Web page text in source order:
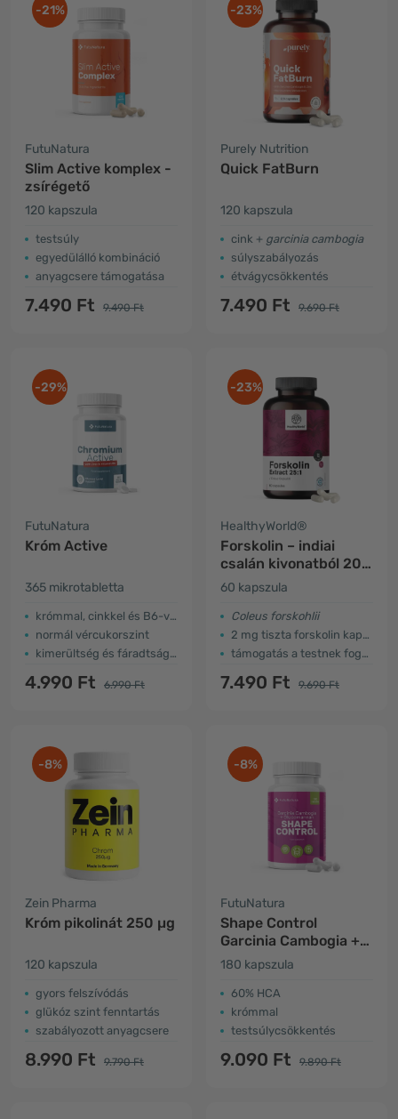
-21%
FutuNatura
Slim Active komplex -
zsírégető
120 kapszula
testsúly
egyedülálló kombináció
anyagcsere támogatása
7.490 Ft 9.490 Ft
-23%
Purely Nutrition
Quick FatBurn
120 kapszula
cink + garcinia cambogia
súlyszabályozás
étvágycsökkentés
7.490 Ft 9.690 Ft
-29%
FutuNatura
Króm Active
365 mikrotabletta
krómmal, cinkkel és B6-vitaminnal
normál vércukorszint
kimerültség és fáradtság ellen
4.990 Ft 6.990 Ft
-23%
HealthyWorld®
Forskolin – indiai
csalán kivonatból 20
mg
60 kapszula
Coleus forskohlii
2 mg tiszta forskolin kapszulánként
támogatás a testnek fogyókúra alatt
7.490 Ft 9.690 Ft
-8%
Zein Pharma
Króm pikolinát 250 µg
120 kapszula
gyors felszívódás
glükóz szint fenntartás
szabályozott anyagcsere
8.990 Ft 9.790 Ft
-8%
FutuNatura
Shape Control
Garcinia Cambogia +
Glükomannán, fogyás
és étvágycsökkenés
180 kapszula
60% HCA
krómmal
testsúlycsökkentés
9.090 Ft 9.890 Ft